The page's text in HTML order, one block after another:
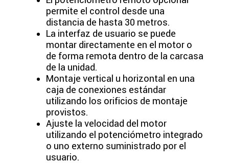
permite el control desde una
distancia de hasta 30 metros.
La interfaz de usuario se puede
montar directamente en el motor o
de forma remota dentro de la carcasa
de la unidad.
Montaje vertical u horizontal en una
caja de conexiones estándar
utilizando los orificios de montaje
provistos.
Ajuste la velocidad del motor
utilizando el potenciómetro integrado
o uno externo suministrado por el
usuario.